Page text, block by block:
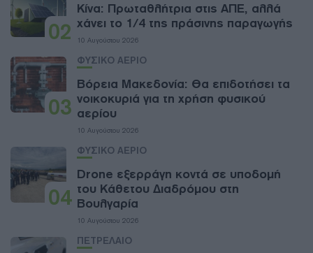
02
Κίνα: Πρωταθλήτρια στις ΑΠΕ, αλλά
χάνει το 1/4 της πράσινης παραγωγής
10 Αυγούστου 2026
03
ΦΥΣΙΚΟ ΑΕΡΙΟ
Βόρεια Μακεδονία: Θα επιδοτήσει τα
νοικοκυριά για τη χρήση φυσικού
αερίου
10 Αυγούστου 2026
04
ΦΥΣΙΚΟ ΑΕΡΙΟ
Drone εξερράγη κοντά σε υποδομή
του Κάθετου Διαδρόμου στη
Βουλγαρία
10 Αυγούστου 2026
ΠΕΤΡΕΛΑΙΟ